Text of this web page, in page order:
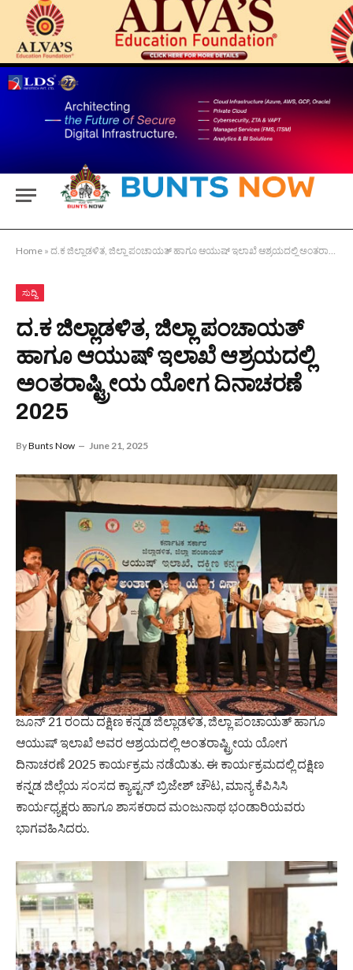
Home » ದ.ಕ ಜಿಲ್ಲಾಡಳಿತ, ಜಿಲ್ಲಾ ಪಂಚಾಯತ್ ಹಾಗೂ ಆಯುಷ್ ಇಲಾಖೆ ಆಶ್ರಯದಲ್ಲಿ ಅಂತರಾಷ್ಟ್ರೀಯ ಯೋಗ ದಿನಾಚರಣೆ 2025
ಸುದ್ದಿ
ದ.ಕ ಜಿಲ್ಲಾಡಳಿತ, ಜಿಲ್ಲಾ ಪಂಚಾಯತ್
ಹಾಗೂ ಆಯುಷ್ ಇಲಾಖೆ ಆಶ್ರಯದಲ್ಲಿ
ಅಂತರಾಷ್ಟ್ರೀಯ ಯೋಗ ದಿನಾಚರಣೆ
2025
ByBunts Now June 21, 2025
ಜೂನ್ 21 ರಂದು ದಕ್ಷಿಣ ಕನ್ನಡ ಜಿಲ್ಲಾಡಳಿತ, ಜಿಲ್ಲಾ ಪಂಚಾಯತ್ ಹಾಗೂ
ಆಯುಷ್ ಇಲಾಖೆ ಅವರ ಆಶ್ರಯದಲ್ಲಿ ಅಂತರಾಷ್ಟ್ರೀಯ ಯೋಗ
ದಿನಾಚರಣೆ 2025 ಕಾರ್ಯಕ್ರಮ ನಡೆಯಿತು. ಈ ಕಾರ್ಯಕ್ರಮದಲ್ಲಿ ದಕ್ಷಿಣ
ಕನ್ನಡ ಜಿಲ್ಲೆಯ ಸಂಸದ ಕ್ಯಾಪ್ಟನ್ ಬ್ರಿಜೇಶ್ ಚೌಟ, ಮಾನ್ಯ ಕೆಪಿಸಿಸಿ
ಕಾರ್ಯಧ್ಯಕ್ಷರು ಹಾಗೂ ಶಾಸಕರಾದ ಮಂಜುನಾಥ ಭಂಡಾರಿಯವರು
ಭಾಗವಹಿಸಿದರು.